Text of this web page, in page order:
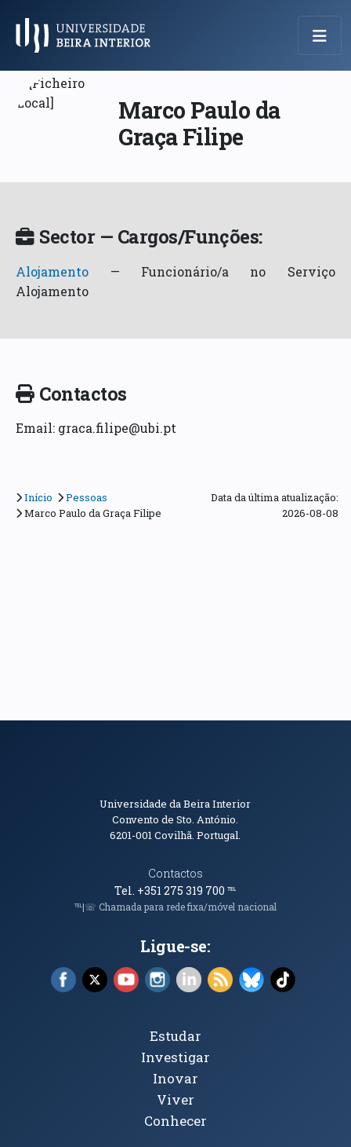
Menu Principal
Marco Paulo da
Graça Filipe
Sector — Cargos/Funções:
Alojamento — Funcionário/a no Serviço
Alojamento
Contactos
Email: graca.filipe@ubi.pt
Início
Pessoas
Marco Paulo da Graça Filipe
Data da última atualização:
2026-08-08
Informações de Contacto
Universidade da Beira Interior
Convento de Sto. António.
6201-001Covilhã. Portugal.
Contactos
Tel. +351 275 319 700℡
℡|☏ Chamada para rede fixa/móvel nacional
Ligue-se:
Facebook (abre em nova janela)
X (abre em nova janela)
YouTube (abre em nova janela)
Instagram (abre em nova janela)
LinkedIn (abre em nova
RSS (abre em nova
Bluesky (abre
TikTok
Tópicos Principais
Estudar
Investigar
Inovar
Viver
Conhecer